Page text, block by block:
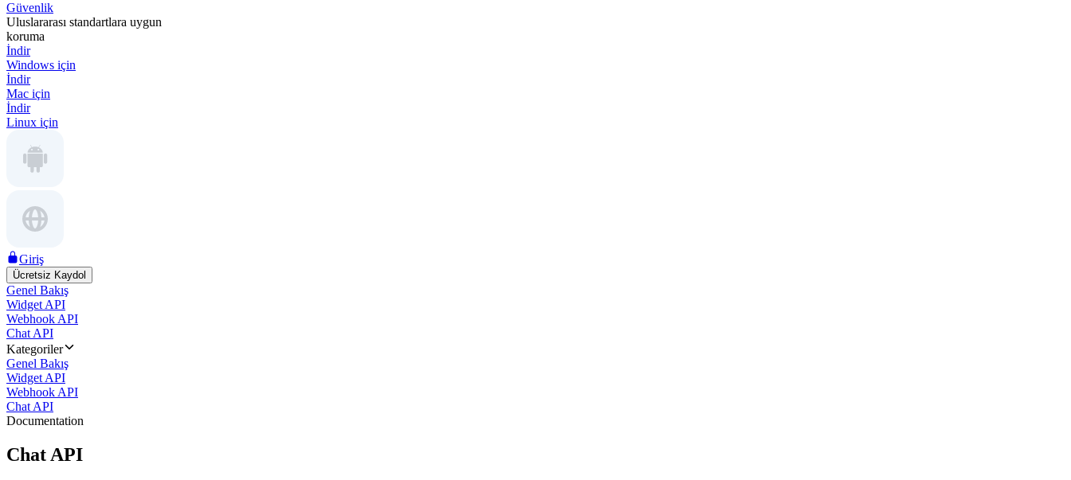
Güvenlik
Uluslararası standartlara uygun
koruma
İndir
Windows için
İndir
Mac için
İndir
Linux için
Giriş
Ücretsiz Kaydol
Genel Bakış
Widget API
Webhook API
Chat API
Kategoriler
Genel Bakış
Widget API
Webhook API
Chat API
Documentation
Chat API